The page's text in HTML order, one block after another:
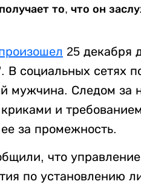
то, что он
25 декабря
В социальных сетях
мужчина. Следом за
и
за промежность.
что
по установлению